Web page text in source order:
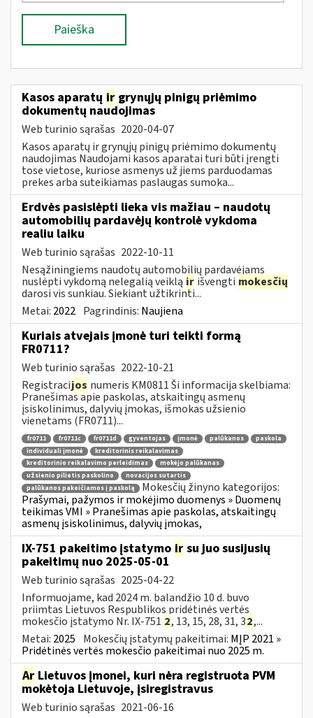
Paieška
Kasos aparatų ir grynųjų pinigų priėmimo
dokumentų naudojimas
Web turinio sąrašas 2020-04-07
Kasos aparatų ir grynųjų pinigų priėmimo dokumentų
naudojimas Naudojami kasos aparatai turi būti įrengti
tose vietose, kuriose asmenys už jiems parduodamas
prekes arba suteikiamas paslaugas sumoka...
Erdvės pasislėpti lieka vis mažiau – naudotų
automobilių pardavėjų kontrolė vykdoma
realiu laiku
Web turinio sąrašas 2022-10-11
Nesąžiningiems naudotų automobilių pardavėjams
nuslėpti vykdomą nelegalią veiklą ir išvengti mokesčių
darosi vis sunkiau. Siekiant užtikrinti...
Metai: 2022 Pagrindinis: Naujiena
Kuriais atvejais įmonė turi teikti formą
FR0711?
Web turinio sąrašas 2022-10-21
Registracijos numeris KM0811 Ši informacija skelbiama:
Pranešimas apie paskolas, atskaitingų asmenų
įsiskolinimus, dalyvių įmokas, išmokas užsienio
vienetams (FR0711)...
fr0711 fr0711c fr0711d gyventojas įmonė palūkanos
paskola
individuali įmonė
kreditorinis reikalavimas
kreditorinio reikalavimo perleidimas
mokėjo palūkanas
užsienio pilietis paskolino
novacijos sutartis
palūkanos pakeičiamos į paskolą
Mokesčių žinyno kategorijos:
Prašymai, pažymos ir mokėjimo duomenys » Duomenų
teikimas VMI » Pranešimas apie paskolas, atskaitingų
asmenų įsiskolinimus, dalyvių įmokas,
IX-751 pakeitimo įstatymo ir su juo susijusių
pakeitimų nuo 2025-05-01
Web turinio sąrašas 2025-04-22
Informuojame, kad 2024 m. balandžio 10 d. buvo
priimtas Lietuvos Respublikos pridėtinės vertės
mokesčio įstatymo Nr. IX-751 2, 13, 15, 28, 31, 32,...
Metai: 2025 Mokesčių įstatymų pakeitimai: MĮP 2021 »
Pridėtinės vertės mokesčio pakeitimai nuo 2025 m.
Ar Lietuvos įmonei, kuri nėra registruota PVM
mokėtoja Lietuvoje, įsiregistravus
Web turinio sąrašas 2021-06-16